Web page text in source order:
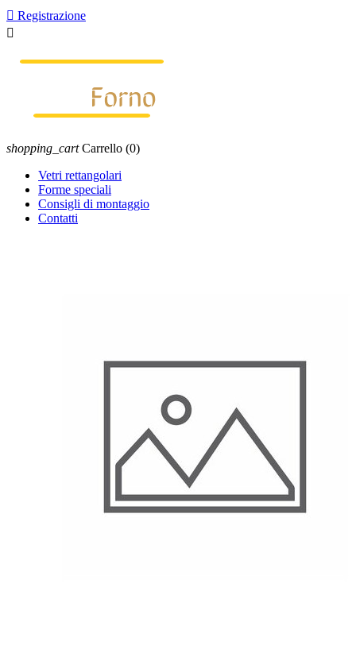
 Registrazione

shopping_cart Carrello (0)
Vetri rettangolari
Forme speciali
Consigli di montaggio
Contatti